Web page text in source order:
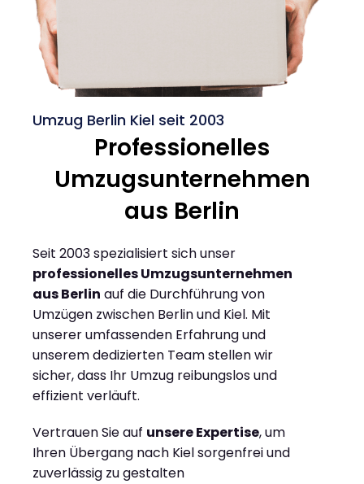
Umzug Berlin Kiel seit 2003
Professionelles
Umzugsunternehmen
aus Berlin
Seit 2003 spezialisiert sich unser
professionelles Umzugsunternehmen
aus Berlin auf die Durchführung von
Umzügen zwischen Berlin und Kiel. Mit
unserer umfassenden Erfahrung und
unserem dedizierten Team stellen wir
sicher, dass Ihr Umzug reibungslos und
effizient verläuft.
Vertrauen Sie auf unsere Expertise, um
Ihren Übergang nach Kiel sorgenfrei und
zuverlässig zu gestalten